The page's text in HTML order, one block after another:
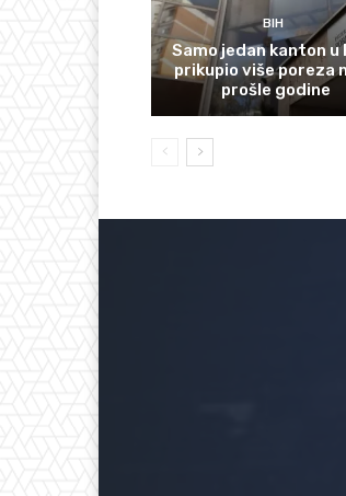
BIH
Samo jedan kanton u
prikupio više poreza
prošle godine